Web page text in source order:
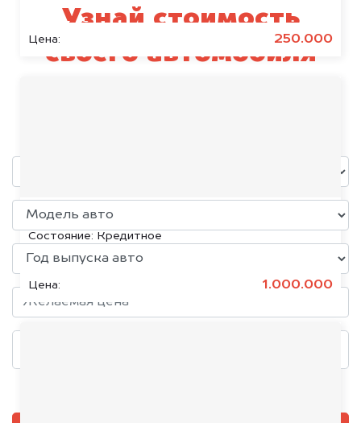
Цена: 250.000
KIA K5, 2020
Состояние: Кредитное
Цена: 1.000.000
Узнай стоимость
своего автомобиля